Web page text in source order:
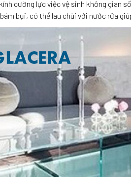
cường lực việc vệ sinh không gian
bụi, có thể lau chùi với nước rửa